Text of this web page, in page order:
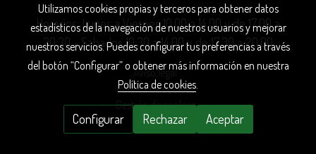
Horarios: Lunes a Viernes 10:00 a 14:00 y de 17:00 a
20:30 - Sabados 10:30 a 14:00 y de 17:30 a 20:00
Aviso legal
Política de cookies
Gestión de cookies
Utilizamos cookies propias y terceros para obtener datos
estadísticos de la navegación de nuestros usuarios y mejorar
nuestros servicios. Puedes configurar tus preferencias a través
del botón “Configurar” o obtener más información en nuestra
Política de cookies.
Configurar Rechazar Aceptar